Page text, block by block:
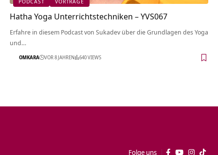
Hatha Yoga Unterrichtstechniken – YVS067
Erfahre in diesem Podcast von Sukadev über die Grundlagen des Yoga
und…
OMKARA VOR 8 JAHREN 640 VIEWS
Folge uns